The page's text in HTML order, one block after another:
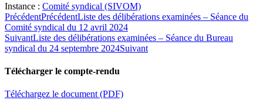
Instance : Comité syndical (SIVOM)
PrécédentPrécédentListe des délibérations examinées – Séance du
Comité syndical du 12 avril 2024
SuivantListe des délibérations examinées – Séance du Bureau
syndical du 24 septembre 2024Suivant
Télécharger le compte-rendu
Téléchargez le document (PDF)